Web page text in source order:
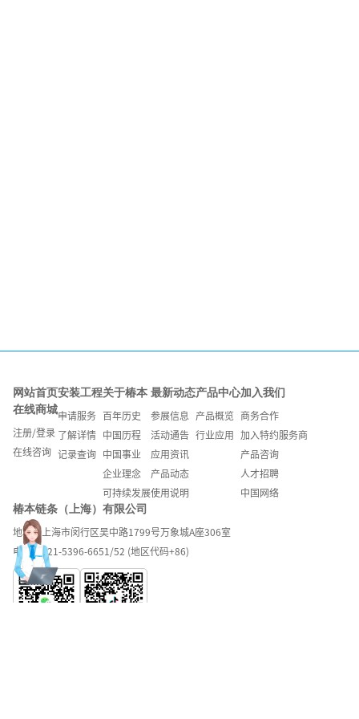
网站首页
在线商城
注册/登录
在线咨询
安装工程
申请服务
了解详情
记录查询
关于椿本
百年历史
中国历程
中国事业
企业理念
可持续发展
最新动态
参展信息
活动通告
应用资讯
产品动态
使用说明
产品中心
产品概览
行业应用
加入我们
商务合作
加入特约服务商
产品咨询
人才招聘
中国网络
椿本链条（上海）有限公司
地址：上海市闵行区吴中路1799号万象城A座306室
电话：021-5396-6651/52 (地区代码+86)